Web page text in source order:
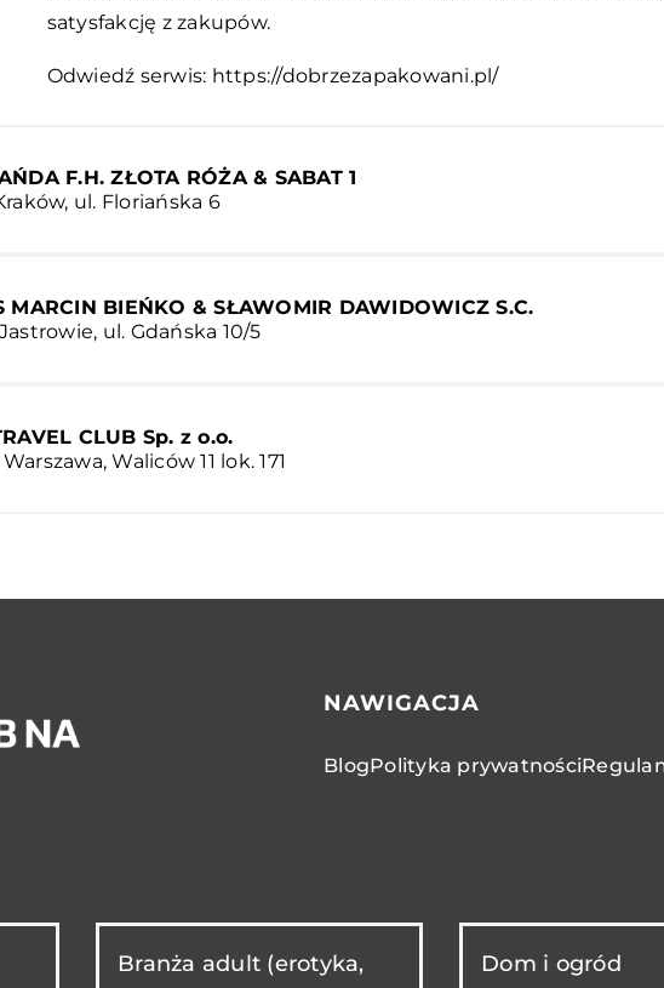
satysfakcję z zakupów.
Odwiedź serwis: https://dobrzezapakowani.pl/
F.H. ZŁOTA RÓŻA & SABAT 1
ul. Floriańska 6
MARCIN BIEŃKO & SŁAWOMIR DAWIDOWICZ S.C.
ul. Gdańska 10/5
CLUB Sp. z o.o.
Waliców 11 lok. 171
NAWIGACJA
BlogPolityka prywatności
Branża adult (erotyka,
Dom i ogród